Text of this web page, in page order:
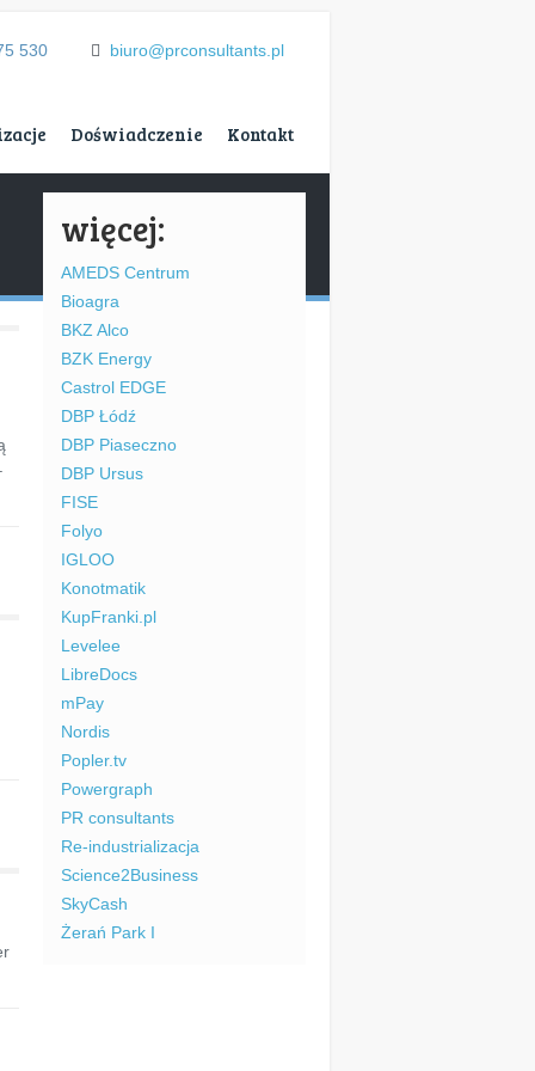
530 biuro@prconsultants.pl
Doświadczenie Kontakt
więcej:
AMEDS Centrum
Bioagra
BKZ Alco
BZK Energy
Castrol EDGE
DBP Łódź
DBP Piaseczno
DBP Ursus
FISE
Folyo
IGLOO
Konotmatik
KupFranki.pl
Levelee
LibreDocs
mPay
Nordis
Popler.tv
Powergraph
PR consultants
Re-industrializacja
Science2Business
SkyCash
Żerań Park I